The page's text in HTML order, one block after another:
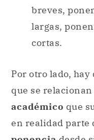
breves,
largas,
cortas.
Por otro lado, hay
que se
académico que
en realidad parte